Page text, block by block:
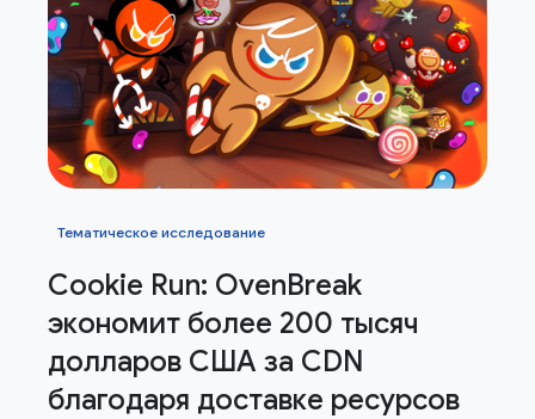
Тематическое исследование
Cookie Run: OvenBreak
экономит более 200 тысяч
долларов США за CDN
благодаря доставке ресурсов